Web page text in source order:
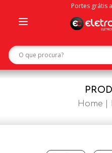
Portes grátis
navigation
Home